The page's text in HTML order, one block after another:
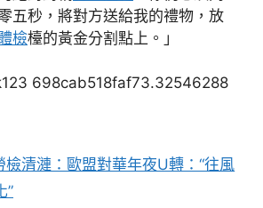
五秒，將對方送給我的禮物，放
檢檯的黃金分割點上。」
698cab518faf73.32546288
檢清漣：歐盟對華年夜U轉：“往風
”